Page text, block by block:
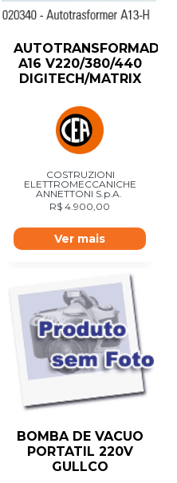
A16 V220/380/440
DIGITECH/MATRIX
COSTRUZIONI
ELETTROMECCANICHE
ANNETTONI S.p.A.
R$ 4.900,00
Ver mais
BOMBA DE VACUO
PORTATIL 220V
GULLCO